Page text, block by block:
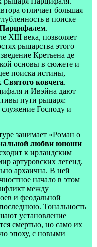
отличает большая
в поиске
.
XIII века, позволяет
рыцарства этого
Кретьена де
основы в сюжете и
поиска истины,
Святого ковчега.
и Ивэйна дают
пути рыцаря:
Господу и
занимает «Роман о
любви юноши
к ирландским
артуровских легенд.
архаична. В ней
начало в этом
между
и феодальной
Тональность
установление
смертью, но само их
эпоху, с новыми